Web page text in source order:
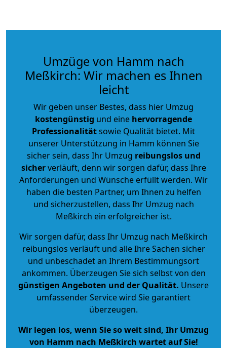
Umzüge von Hamm nach
Meßkirch: Wir machen es Ihnen
leicht
Wir geben unser Bestes, dass hier Umzug
kostengünstig und eine hervorragende
Professionalitätsowie Qualität bietet. Mit
unserer Unterstützung in Hamm können Sie
sicher sein, dass Ihr Umzug reibungslos und
sicherverläuft, denn wir sorgen dafür, dass Ihre
Anforderungen und Wünsche erfüllt werden. Wir
haben die besten Partner, um Ihnen zu helfen
und sicherzustellen, dass Ihr Umzug nach
Meßkirch ein erfolgreicher ist.
Wir sorgen dafür, dass Ihr Umzug nach Meßkirch
reibungslos verläuft und alle Ihre Sachen sicher
und unbeschadet an Ihrem Bestimmungsort
ankommen. Überzeugen Sie sich selbst von den
günstigen Angeboten und der Qualität. Unsere
umfassender Service wird Sie garantiert
überzeugen.
Wir legen los, wenn Sie so weit sind, Ihr Umzug
von Hamm nach Meßkirch wartet auf Sie!